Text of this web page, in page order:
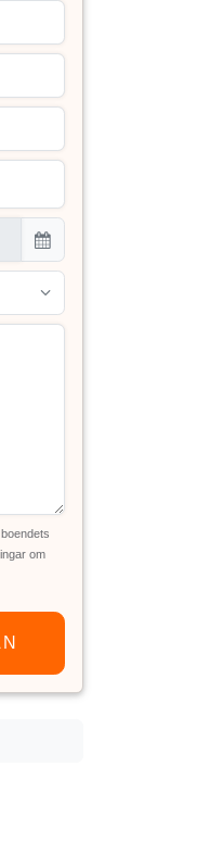
om